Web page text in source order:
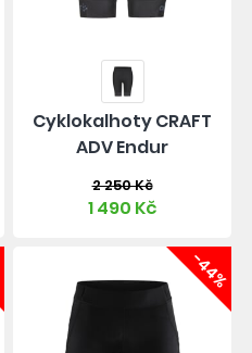
Cyklokalhoty CRAFT
ADV Endur
2 250 Kč
1 490 Kč
-44%